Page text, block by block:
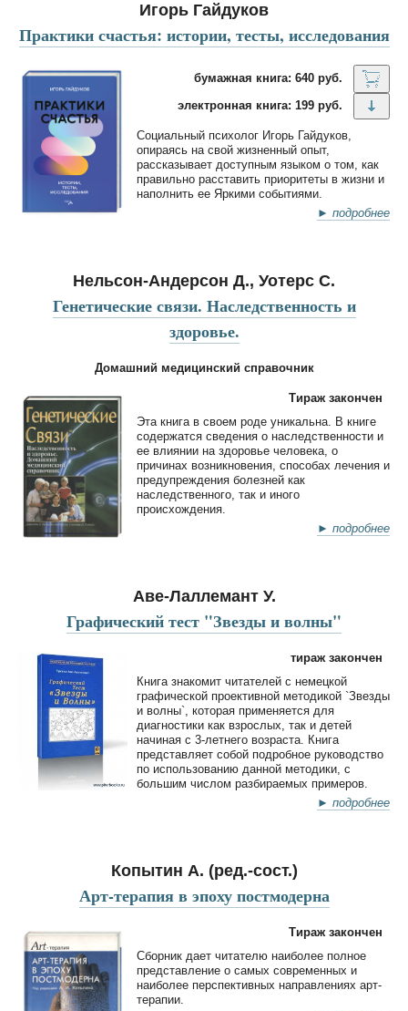
Игорь Гайдуков
Практики счастья: истории, тесты, исследования
бумажная книга: 640 руб.
электронная книга: 199 руб.
Социальный психолог Игорь Гайдуков,
опираясь на свой жизненный опыт,
рассказывает доступным языком о том, как
правильно расставить приоритеты в жизни и
наполнить ее Яркими событиями.
► подробнее
Нельсон-Андерсон Д., Уотерс С.
Генетические связи. Наследственность и
здоровье.
Домашний медицинский справочник
Тираж закончен
Эта книга в своем роде уникальна. В книге
содержатся сведения о наследственности и
ее влиянии на здоровье человека, о
причинах возникновения, способах лечения и
предупреждения болезней как
наследственного, так и иного
происхождения.
► подробнее
Аве-Лаллемант У.
Графический тест "Звезды и волны"
тираж закончен
Книга знакомит читателей с немецкой
графической проективной методикой `Звезды
и волны`, которая применяется для
диагностики как взрослых, так и детей
начиная с 3-летнего возраста. Книга
представляет собой подробное руководство
по использованию данной методики, с
большим числом разбираемых примеров.
► подробнее
Копытин А. (ред.-сост.)
Арт-терапия в эпоху постмодерна
Тираж закончен
Сборник дает читателю наиболее полное
представление о самых современных и
наиболее перспективных направлениях арт-
терапии.